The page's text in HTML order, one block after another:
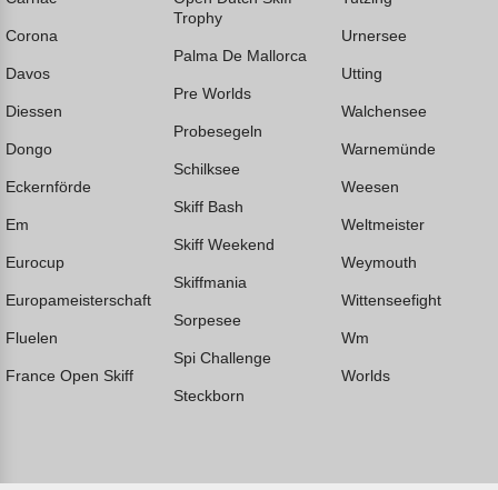
Corona
Davos
Diessen
Dongo
Eckernförde
Em
Eurocup
Europameisterschaft
Fluelen
France Open Skiff
Trophy
Palma De Mallorca
Pre Worlds
Probesegeln
Schilksee
Skiff Bash
Skiff Weekend
Skiffmania
Sorpesee
Spi Challenge
Steckborn
Urnersee
Utting
Walchensee
Warnemünde
Weesen
Weltmeister
Weymouth
Wittenseefight
Wm
Worlds